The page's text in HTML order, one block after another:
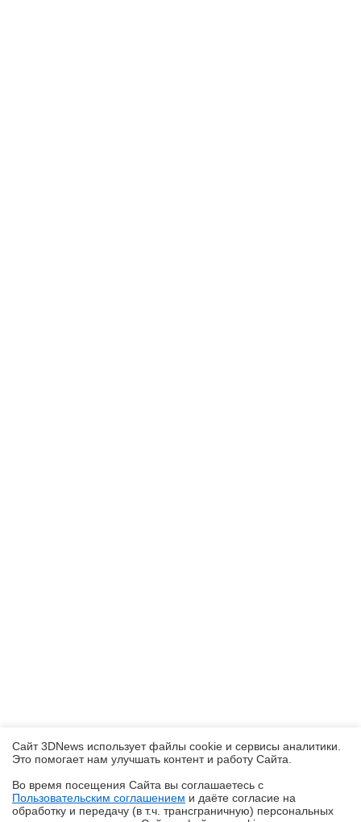
Сайт 3DNews использует файлы cookie и сервисы аналитики.
Это помогает нам улучшать контент и работу Cайта.
Во время посещения Cайта вы соглашаетесь с
Пользовательским соглашением и даёте согласие на
обработку и передачу (в т.ч. трансграничную) персональных